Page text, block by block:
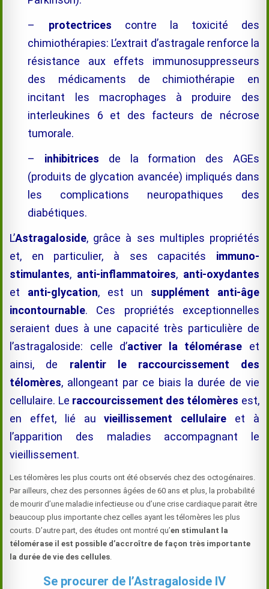
– protectrices contre la toxicité des
chimiothérapies: L’extrait d’astragale renforce la
résistance aux effets immunosuppresseurs
des médicaments de chimiothérapie en
incitant les macrophages à produire des
interleukines 6 et des facteurs de nécrose
tumorale.
– inhibitrices de la formation des AGEs
(produits de glycation avancée) impliqués dans
les complications neuropathiques des
diabétiques.
L’Astragaloside, grâce à ses multiples propriétés
et, en particulier, à ses capacités immuno-
stimulantes, anti-inflammatoires, anti-oxydantes
et anti-glycation, est un supplément anti-âge
incontournable. Ces propriétés exceptionnelles
seraient dues à une capacité très particulière de
l’astragaloside: celle d’activer la télomérase et
ainsi, de ralentir le raccourcissement des
télomères, allongeant par ce biais la durée de vie
cellulaire. Le raccourcissement des télomères est,
en effet, lié auvieillissement cellulaire et à
l’apparition des maladies accompagnant le
vieillissement.
Les télomères les plus courts ont été observés chez des octogénaires.
Par ailleurs, chez des personnes âgées de 60 ans et plus, la probabilité
de mourir d’une maladie infectieuse ou d’une crise cardiaque parait être
beaucoup plus importante chez celles ayant les télomères les plus
courts. D’autre part, des études ont montré qu’en stimulant la
télomérase il est possible d’accroître de façon très importante
la durée de vie des cellules
Se procurer de l’Astragaloside IV